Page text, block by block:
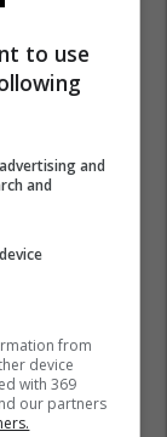
to use
and
and
from
device
with 369
our partners